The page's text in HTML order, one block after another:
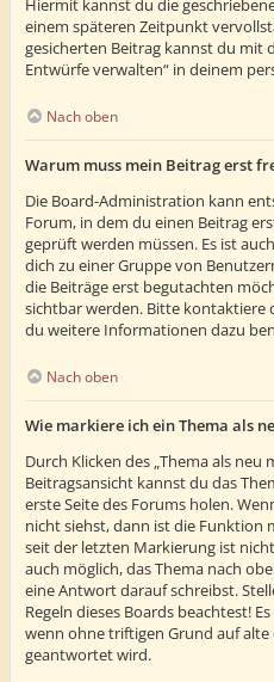
Hiermit kannst du die
einem späteren Zeitpunkt
gesicherten Beitrag kannst du mit
Entwürfe verwalten“ in deinem
Nach oben
Warum muss mein Beitrag erst
Die Board-Administration kann
Forum, in dem du einen Beitrag
geprüft werden müssen. Es ist
dich zu einer Gruppe von
die Beiträge erst begutachten
sichtbar werden. Bitte kontaktiere
du weitere Informationen dazu
Nach oben
Wie markiere ich ein Thema als
Durch Klicken des „Thema als neu
Beitragsansicht kannst du das
erste Seite des Forums holen.
nicht siehst, dann ist die Funktion
seit der letzten Markierung ist
auch möglich, das Thema nach
eine Antwort darauf schreibst.
Regeln dieses Boards beachtest!
wenn ohne triftigen Grund auf alte
geantwortet wird.